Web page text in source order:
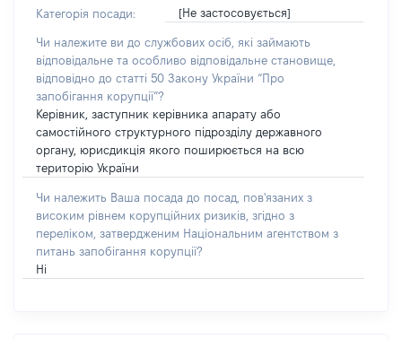
Категорія посади: [Не застосовується]
Чи належите ви до службових осіб, які займають
відповідальне та особливо відповідальне становище,
відповідно до статті 50 Закону України “Про
запобігання корупції”?
Керівник, заступник керівника апарату або
самостійного структурного підрозділу державного
органу, юрисдикція якого поширюється на всю
територію України
Чи належить Ваша посада до посад, пов'язаних з
високим рівнем корупційних ризиків, згідно з
переліком, затвердженим Національним агентством з
питань запобігання корупції?
Ні